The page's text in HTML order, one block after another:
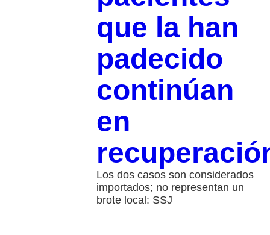
que la han
padecido
continúan
en
Los dos casos son considerados
importados; no representan un
brote local: SSJ